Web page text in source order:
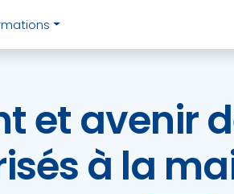
et avenir
à la